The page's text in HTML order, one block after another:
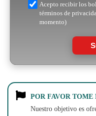
Acepto recibir los
términos de
momento)
POR FAVOR TOME
Nuestro objetivo es